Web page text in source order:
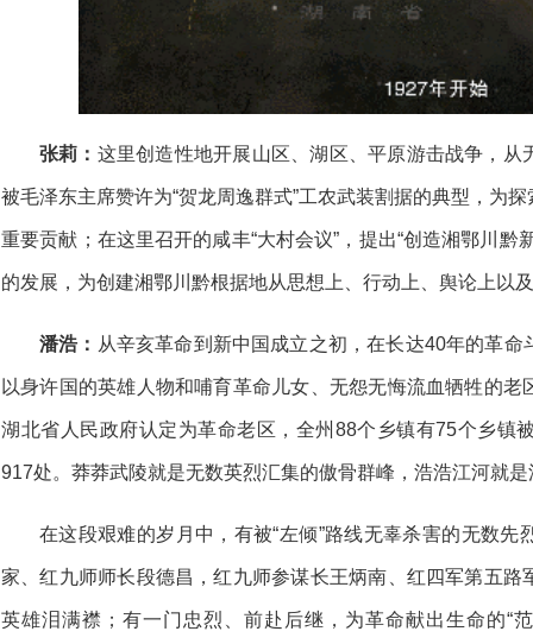
张莉： 这里创造性地开展山区、湖区、平原游击战争，
被毛泽东主席赞许为“贺龙周逸群式”工农武装割据的典型，为
重要贡献；在这里召开的咸丰“大村会议”，提出“创造湘鄂川黔
的发展，为创建湘鄂川黔根据地从思想上、行动上、舆论上以
潘浩： 从辛亥革命到新中国成立之初，在长达40年的革
以身许国的英雄人物和哺育革命儿女、无怨无悔流血牺牲的
湖北省人民政府认定为革命老区，全州88个乡镇有75个乡镇
917处。莽莽武陵就是无数英烈汇集的傲骨群峰，浩浩江河就
在这段艰难的岁月中，有被“左倾”路线无辜杀害的无数
家、红九师师长段德昌，红九师参谋长王炳南、红四军第五
英雄泪满襟；有一门忠烈、前赴后继，为革命献出生命的“